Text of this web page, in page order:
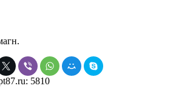
5810